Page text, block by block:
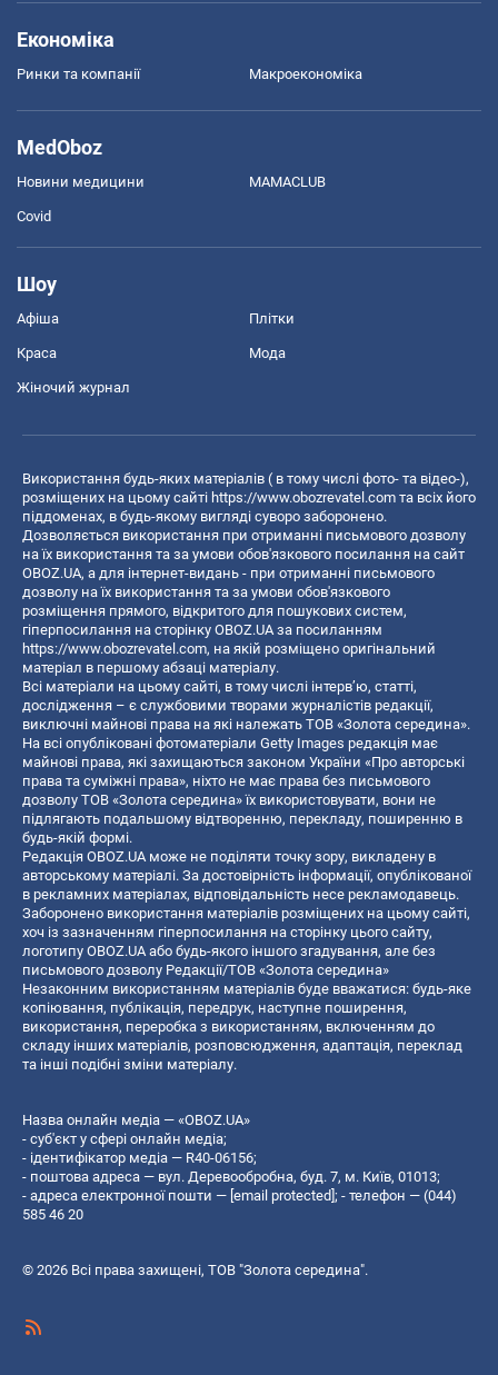
Економіка
Ринки та компанії Макроекономіка
MedOboz
Новини медицини MAMACLUB
Covid
Шоу
Афіша Плітки
Краса Мода
Жіночий журнал
Використання будь-яких матеріалів ( в тому числі фото- та відео-),
розміщених на цьому сайті https://www.obozrevatel.com та всіх його
піддоменах, в будь-якому вигляді суворо заборонено.
Дозволяється використання при отриманні письмового дозволу
на їх використання та за умови обов'язкового посилання на сайт
OBOZ.UA, а для інтернет-видань - при отриманні письмового
дозволу на їх використання та за умови обов'язкового
розміщення прямого, відкритого для пошукових систем,
гіперпосилання на сторінку OBOZ.UA за посиланням
https://www.obozrevatel.com, на якій розміщено оригінальний
матеріал в першому абзаці матеріалу.
Всі матеріали на цьому сайті, в тому числі інтерв’ю, статті,
дослідження – є службовими творами журналістів редакції,
виключні майнові права на які належать ТОВ «Золота середина».
На всі опубліковані фотоматеріали Getty Images редакція має
майнові права, які захищаються законом України «Про авторські
права та суміжні права», ніхто не має права без письмового
дозволу ТОВ «Золота середина» їх використовувати, вони не
підлягають подальшому відтворенню, перекладу, поширенню в
будь-якій формі.
Редакція OBOZ.UA може не поділяти точку зору, викладену в
авторському матеріалі. За достовірність інформації, опублікованої
в рекламних матеріалах, відповідальність несе рекламодавець.
Заборонено використання матеріалів розміщених на цьому сайті,
хоч із зазначенням гіперпосилання на сторінку цього сайту,
логотипу OBOZ.UA або будь-якого іншого згадування, але без
письмового дозволу Редакції/ТОВ «Золота середина»
Незаконним використанням матеріалів буде вважатися: будь-яке
копiювання, публiкацiя, передрук, наступне поширення,
використання, переробка з використанням, включенням до
складу інших матеріалів, розповсюдження, адаптація, переклад
та інші подібні зміни матеріалу.
Назва онлайн медіа — «OBOZ.UA»
- суб'єкт у сфері онлайн медіа;
- ідентифікатор медіа — R40-06156;
- поштова адреса — вул. Деревообробна, буд. 7, м. Київ, 01013;
- адреса електронної пошти — [email protected]; - телефон — (044)
585 46 20
© 2026 Всі права захищені, ТОВ "Золота середина".